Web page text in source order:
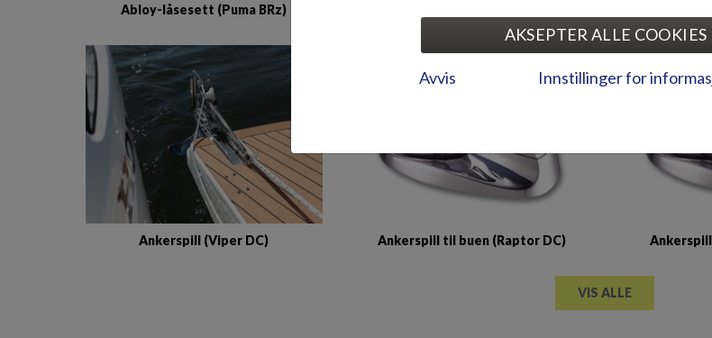
Abloy-låsesett (Puma BRz)
Ankerspill (Viper DC) Ankerspill til buen (Raptor DC)
VIS ALLE
AKSEPTER ALLE COOKIES
Avvis Innstillinger for